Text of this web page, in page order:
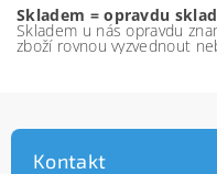
Skladem = opravdu
Skladem u nás opravdu
zboží rovnou vyzvednout
Kontakt